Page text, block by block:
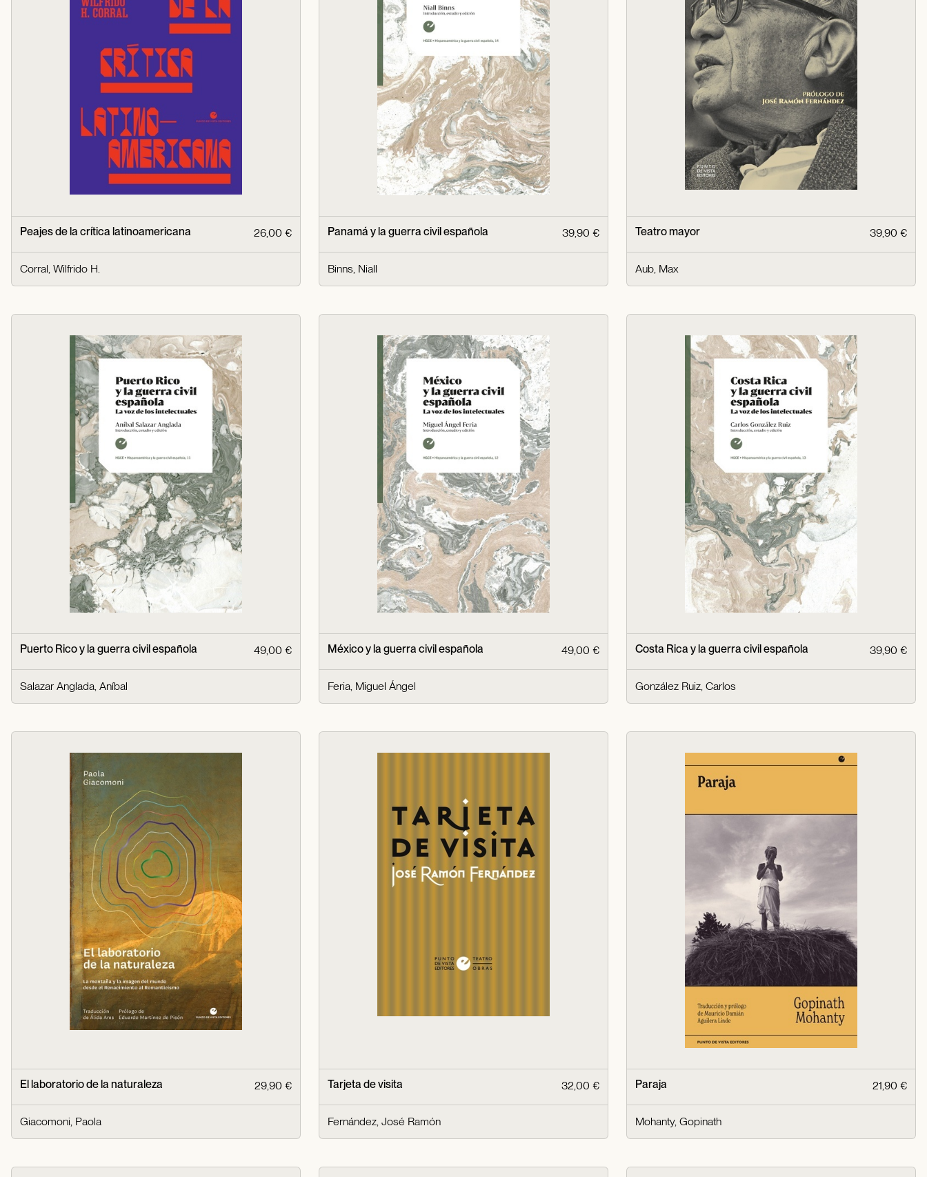
Peajes de la crítica latinoamericana 26,00 €
Corral, Wilfrido H.
Panamá y la guerra civil española 39,90 €
Binns, Niall
Teatro mayor 39,90 €
Aub, Max
Puerto Rico y la guerra civil española 49,00 €
Salazar Anglada, Aníbal
México y la guerra civil española 49,00 €
Feria, Miguel Ángel
Costa Rica y la guerra civil española 39,90 €
González Ruiz, Carlos
El laboratorio de la naturaleza 29,90 €
Giacomoni, Paola
Tarjeta de visita 32,00 €
Fernández, José Ramón
Paraja 21,90 €
Mohanty, Gopinath